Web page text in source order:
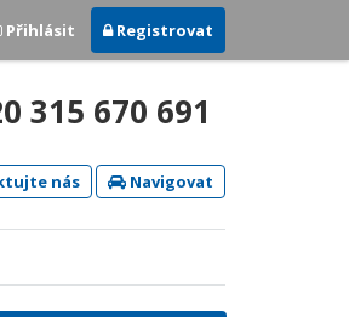
Přihlásit Registrovat
315 670 691
nás Navigovat